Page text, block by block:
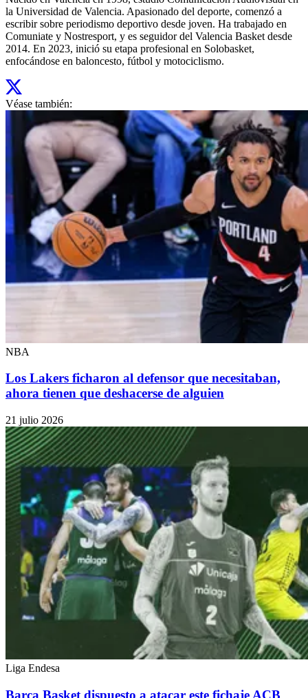
la Universidad de Valencia. Apasionado del deporte, comenzó a
escribir sobre periodismo deportivo desde joven. Ha trabajado en
Comuniate y Nostresport, y es seguidor del Valencia Basket desde
2014. En 2023, inició su etapa profesional en Solobasket,
enfocándose en baloncesto, fútbol y motociclismo.
Véase también:
NBA
Los Lakers ficharon al defensor que necesitaban,
ahora tienen que deshacerse de alguien
21 julio 2026
Liga Endesa
Barça Basket dispuesto a atacar este fichaje ACB